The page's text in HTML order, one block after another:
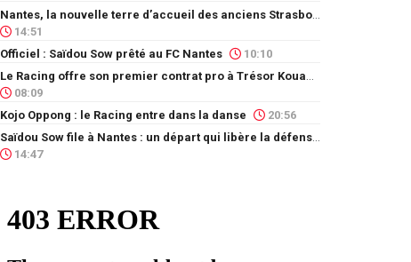
14:51
Officiel : Saïdou Sow prêté au FC Nantes
10:10
08:09
Kojo Oppong : le Racing entre dans la danse
20:56
14:47